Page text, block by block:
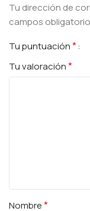
Tu dirección de
campos
Tu puntuación*
Tu valoración*
Nombre*